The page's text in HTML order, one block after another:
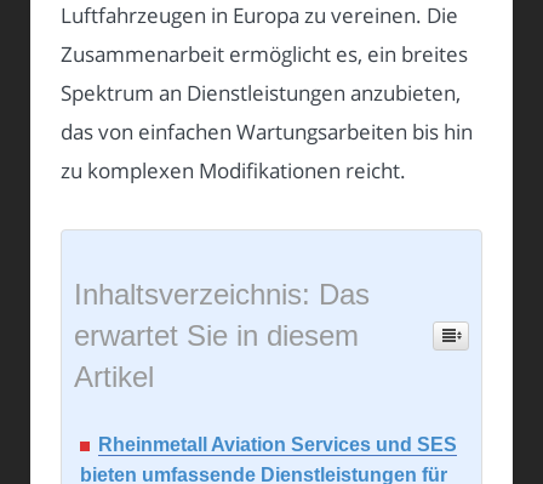
Luftfahrzeugen in Europa zu vereinen. Die
Zusammenarbeit ermöglicht es, ein breites
Spektrum an Dienstleistungen anzubieten,
das von einfachen Wartungsarbeiten bis hin
zu komplexen Modifikationen reicht.
Inhaltsverzeichnis: Das
erwartet Sie in diesem
Artikel
Rheinmetall Aviation Services und SES
bieten umfassende Dienstleistungen für